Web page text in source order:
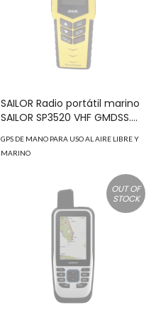
SAILOR Radio portátil marino
SAILOR SP3520 VHF GMDSS.
GPS DE MANO PARA USO AL AIRE LIBRE Y
MARINO
OUT OF
STOCK